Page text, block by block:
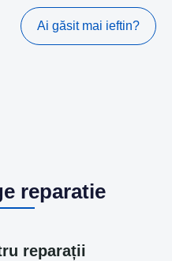
Ai găsit mai ieftin?
reparatie
reparații